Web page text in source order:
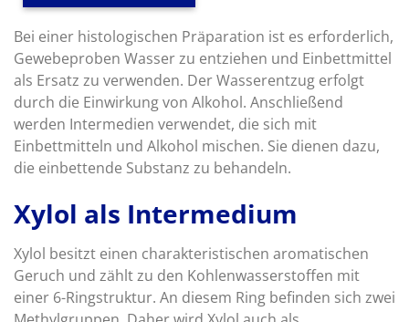
Bei einer histologischen Präparation ist es erforderlich,
Gewebeproben Wasser zu entziehen und Einbettmittel
als Ersatz zu verwenden. Der Wasserentzug erfolgt
durch die Einwirkung von Alkohol. Anschließend
werden Intermedien verwendet, die sich mit
Einbettmitteln und Alkohol mischen. Sie dienen dazu,
die einbettende Substanz zu behandeln.
Xylol als Intermedium
Xylol besitzt einen charakteristischen aromatischen
Geruch und zählt zu den Kohlenwasserstoffen mit
einer 6-Ringstruktur. An diesem Ring befinden sich zwei